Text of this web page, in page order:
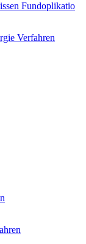
Fundoplikatio
Verfahren